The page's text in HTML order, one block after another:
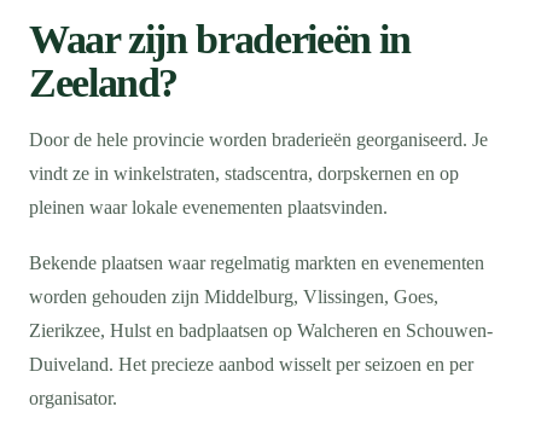
Waar zijn braderieën in
Zeeland?
Door de hele provincie worden braderieën georganiseerd. Je
vindt ze in winkelstraten, stadscentra, dorpskernen en op
pleinen waar lokale evenementen plaatsvinden.
Bekende plaatsen waar regelmatig markten en evenementen
worden gehouden zijn Middelburg, Vlissingen, Goes,
Zierikzee, Hulst en badplaatsen op Walcheren en Schouwen-
Duiveland. Het precieze aanbod wisselt per seizoen en per
organisator.